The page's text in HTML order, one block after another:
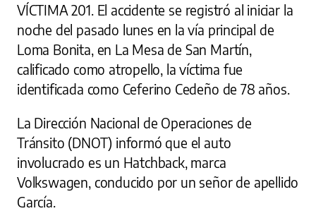
VÍCTIMA 201. El accidente se registró al iniciar la
noche del pasado lunes en la vía principal de
Loma Bonita, en La Mesa de San Martín,
calificado como atropello, la víctima fue
identificada como Ceferino Cedeño de 78 años.
La Dirección Nacional de Operaciones de
Tránsito (DNOT) informó que el auto
involucrado es un Hatchback, marca
Volkswagen, conducido por un señor de apellido
García.